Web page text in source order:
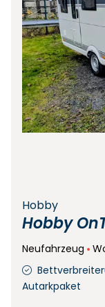
Hobby
Hobby
Neufahrzeug
Autarkpaket